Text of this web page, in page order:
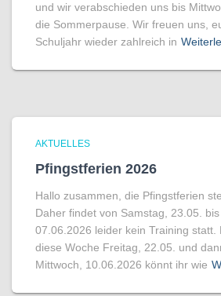
und wir verabschieden uns bis
die Sommerpause. Wir freuen uns,
Schuljahr wieder zahlreich in
AKTUELLES
Pfingstferien 2026
Hallo zusammen, die Pfingstferien
Daher findet von Samstag, 23.05. bis
07.06.2026 leider kein Training statt.
diese Woche Freitag, 22.05. und
Mittwoch, 10.06.2026 könnt ihr wie